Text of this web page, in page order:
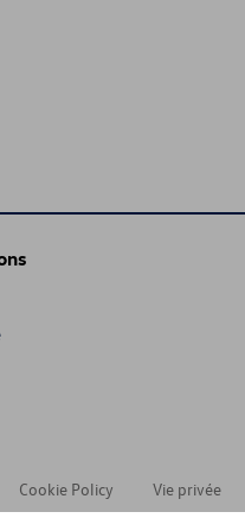
Cookie Policy
Vie privée